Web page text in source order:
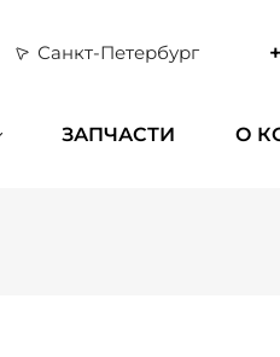
Санкт-Петербург
ЗАПЧАСТИ О